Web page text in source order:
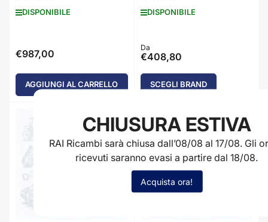
DISPONIBILE
Prezzo
€987,00
AGGIUNGI AL CARRELLO
DISPONIBILE
Prezzo
standard
Da
€408,80
SCEGLI BRAND
CHIUSURA ESTIVA
RAI Ricambi sarà chiusa dall’08/08 al 17/08. Gli
ricevuti saranno evasi a partire dal 18/08.
Acquista ora!